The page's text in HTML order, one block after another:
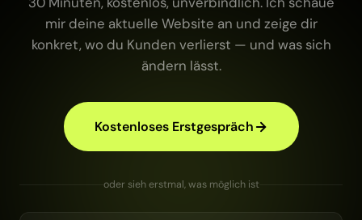
mir deine aktuelle Website an und zeige dir
konkret, wo du Kunden verlierst — und was sich
ändern lässt.
Kostenloses Erstgespräch
oder sieh erstmal, was möglich ist